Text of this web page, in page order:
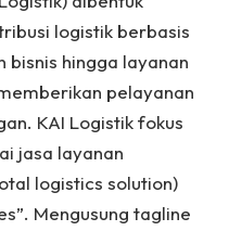
logistik berbasis
bisnis hingga layanan
pelayanan
KAI Logistik fokus
jasa layanan
logistics solution)
Mengusung tagline